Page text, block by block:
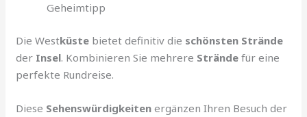
Geheimtipp
Die Westküste bietet definitiv die schönsten Strände
der Insel. Kombinieren Sie mehrere Strände für eine
perfekte Rundreise.
Diese Sehenswürdigkeiten ergänzen Ihren Besuch der